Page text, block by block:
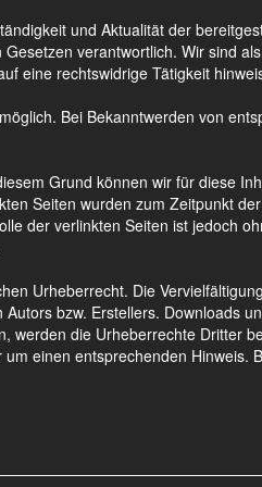
und Aktualität der
verantwortlich. Wir sind
eine rechtswidrige Tätigkeit
Bei Bekanntwerden von
Grund können wir für diese
Seiten wurden zum Zeitpunkt
der verlinkten Seiten ist jedoch
Urheberrecht. Die
bzw. Erstellers. Downloads
die Urheberrechte Dritter
einen entsprechenden Hinweis.